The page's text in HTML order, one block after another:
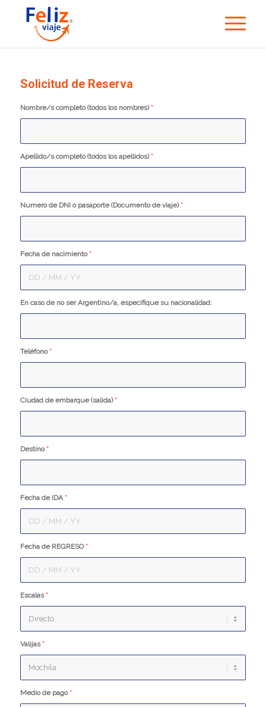
Solicitud de Reserva
Nombre/s completo (todos los nombres)*
Apellido/s completo (todos los apellidos)*
Numero de DNI o pasaporte (Documento de viaje)*
Fecha de nacimiento*
En caso de no ser Argentino/a, especifique su nacionalidad:
Teléfono*
Ciudad de embarque (salida)*
Destino*
Fecha de IDA*
Fecha de REGRESO*
Escalas*
Valijas*
Medio de pago*